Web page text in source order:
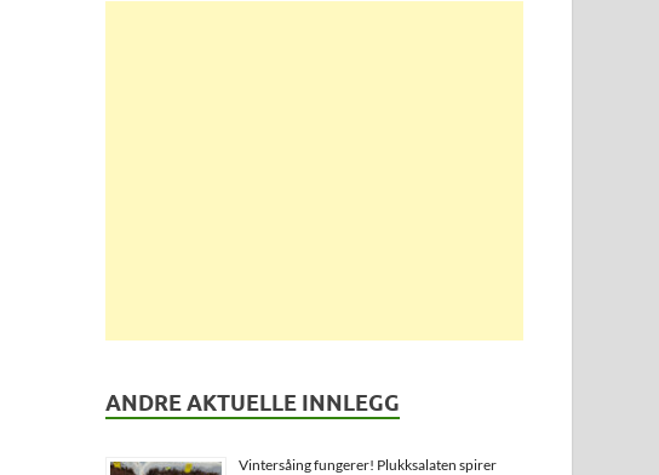
ANDRE AKTUELLE INNLEGG
Vintersåing fungerer! Plukksalaten spirer